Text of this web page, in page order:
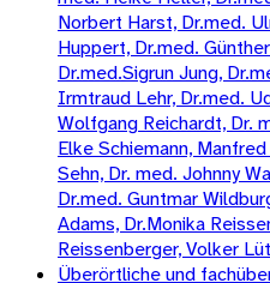
Norbert Harst, Dr.med.
Huppert, Dr.med.
Dr.med.Sigrun Jung,
Irmtraud Lehr, Dr.med.
Wolfgang Reichardt, Dr.
Elke Schiemann,
Sehn, Dr. med. Johnny
Dr.med. Guntmar
Adams, Dr.Monika
Reissenberger, Volker
Überörtliche und